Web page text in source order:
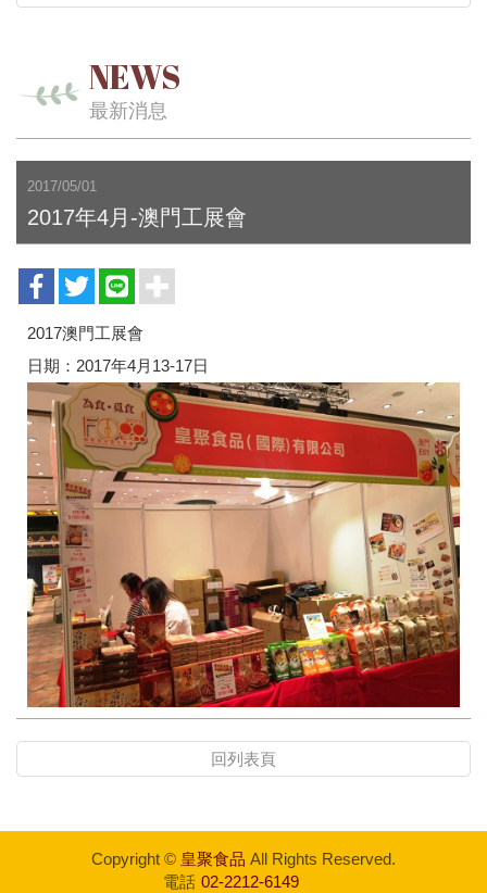
NEWS
最新消息
2017/05/01
2017年4月-澳門工展會
2017澳門工展會
日期：2017年4月13-17日
回列表頁
Copyright © 皇聚食品 All Rights Reserved.
電話 02-2212-6149